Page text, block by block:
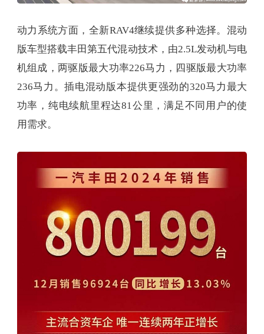
动力系统方面，全新RAV4继续提供多种选择。混动
版车型搭载丰田第五代混动技术，由2.5L发动机与电
机组成，两驱版最大功率226马力，四驱版最大功率
236马力。插电混动版本提供更强劲的320马力最大
功率，纯电续航里程达81公里，满足不同用户的使
用需求。